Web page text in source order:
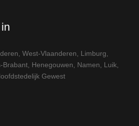
, West-Vlaanderen, Limburg,
Brabant, Henegouwen, Namen, Luik,
Gewest